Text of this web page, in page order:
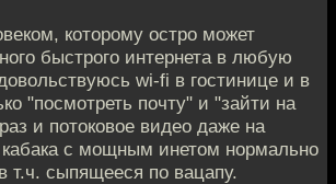
которому остро может
быстрого интернета в любую
wi-fi в гостинице и в
"посмотреть почту" и "зайти на
и потоковое видео даже на
с мощным инетом нормально
т.ч. сыпящееся по вацапу.